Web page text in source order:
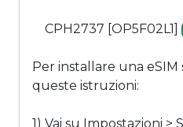
CPH2737 [OP5F02L1]
Per installare una
queste istruzioni:
1) Vai su Impostazioni >